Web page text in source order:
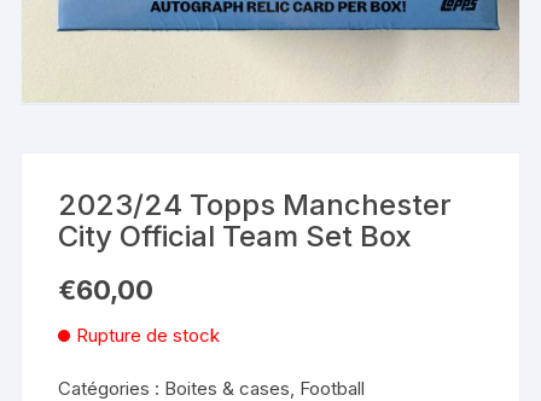
2023/24 Topps Manchester
City Official Team Set Box
€60,00
Rupture de stock
Catégories : Boites & cases Football